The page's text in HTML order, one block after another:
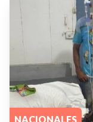
NACIONALES